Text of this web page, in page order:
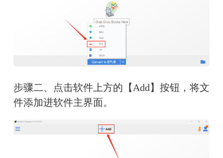
步骤二、点击软件上方的【Add】按钮，将文
件添加进软件主界面。